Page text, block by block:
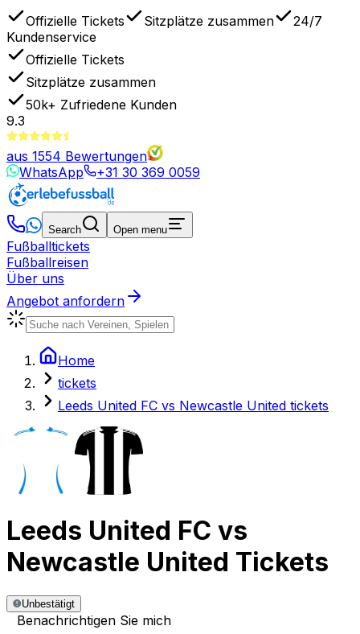
Offizielle Tickets Sitzplätze zusammen
24/7
Kundenservice
Offizielle Tickets
Sitzplätze zusammen
50k+ Zufriedene Kunden
9.3
aus 1554 Bewertungen
WhatsApp
+31 30 369 0059
Search Open menu
Fußballtickets
Fußballreisen
Über uns
Angebot anfordern
Home
tickets
Leeds United FC vs Newcastle United tickets
Leeds United FC vs
Newcastle United Tickets
Unbestätigt
Benachrichtigen Sie mich